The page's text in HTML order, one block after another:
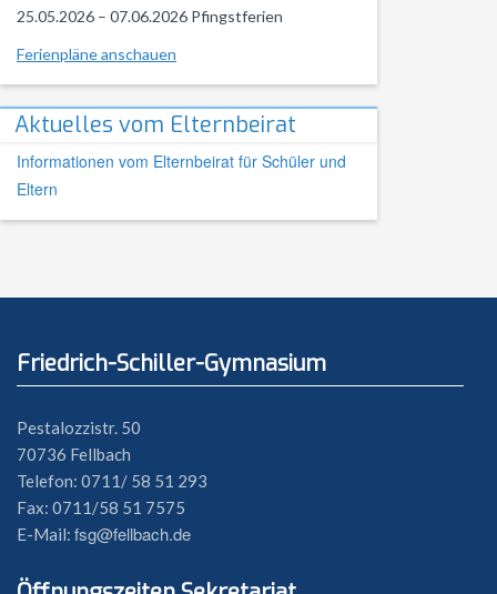
25.05.2026 – 07.06.2026 Pfingstferien
Ferienpläne anschauen
Aktuelles vom Elternbeirat
Informationen vom Elternbeirat für Schüler und
Eltern
Friedrich-Schiller-Gymnasium
Pestalozzistr. 50
70736 Fellbach
Telefon: 0711/ 58 51 293
Fax: 0711/58 51 7575
E-Mail: fsg@fellbach.de